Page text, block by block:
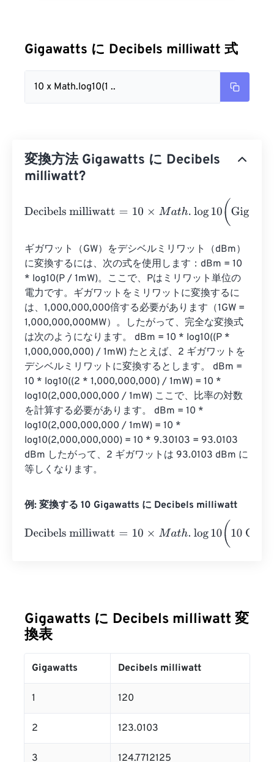
Gigawatts に Decibels milliwatt 式
10 x Math.log10(1 ..
変換方法 Gigawatts に Decibels
milliwatt?
Decibels milliwatt = 10 a th log10 Gigawatts⋅ e 121
ギガワット（GW）をデシベルミリワット（dBm）
に変換するには、次の式を使用します：dBm = 10
* log10(P / 1mW)。ここで、Pはミリワット単位の
電力です。ギガワットをミリワットに変換するに
は、1,000,000,000倍する必要があります（1GW =
1,000,000,000MW）。したがって、完全な変換式
は次のようになります。 dBm = 10 * log10((P *
1,000,000,000) / 1mW) たとえば、2 ギガワットを
デシベルミリワットに変換するとします。 dBm =
10 * log10((2 * 1,000,000,000) / 1mW) = 10 *
log10(2,000,000,000 / 1mW) ここで、比率の対数
を計算する必要があります。 dBm = 10 *
log10(2,000,000,000 / 1mW) = 10 *
log10(2,000,000,000) = 10 * 9.30103 = 93.0103
dBm したがって、2 ギガワットは 93.0103 dBm に
等しくなります。
例: 変換する 10 Gigawatts に Decibels milliwatt
Decibels milliwatt
= 10 a th log10 10 Gigawatts ⋅1 e 12
Gigawatts に Decibels milliwatt 変
換表
Gigawatts Decibels milliwatt
1 120
2 123.0103
3 124.7712125